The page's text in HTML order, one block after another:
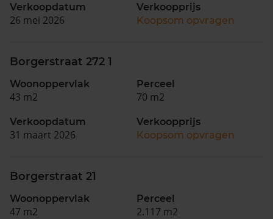
Verkoopdatum
26 mei 2026
Verkoopprijs
Koopsom opvragen
Borgerstraat 272 1
Woonoppervlak
43 m2
Perceel
70 m2
Verkoopdatum
31 maart 2026
Verkoopprijs
Koopsom opvragen
Borgerstraat 21
Woonoppervlak
47 m2
Perceel
2.117 m2